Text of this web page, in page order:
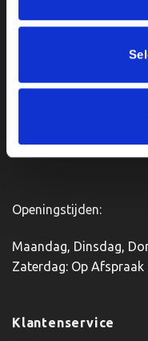
Van Zanden
Openingstijden:
Maandag, Dinsdag,
Zaterdag: Op Afspraak
Klantenservice